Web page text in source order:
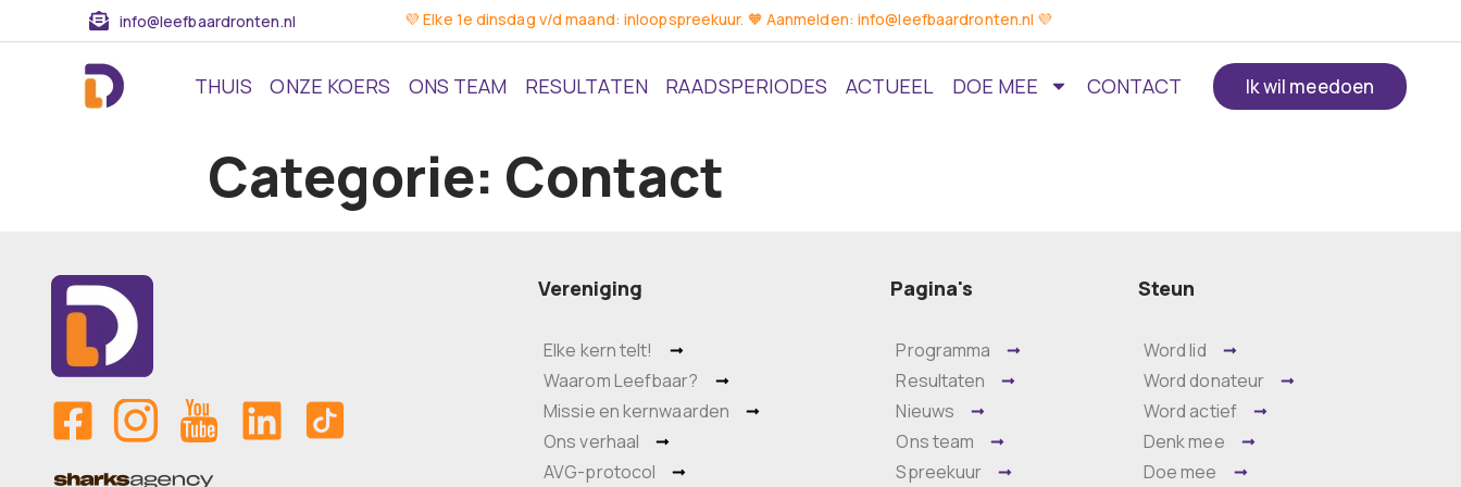
info@leefbaardronten.nl 💜 Elke 1e dinsdag v/d maand: inloopspreekuur. 🧡 Aanmelden: info@leefbaardronten.nl 💜
THUIS ONZE KOERS ONS TEAM RESULTATEN RAADSPERIODES ACTUEEL DOE MEE CONTACT Ik wil meedoen
Categorie: Contact
Vereniging
Elke kern telt!
Waarom Leefbaar?
Missie en kernwaarden
Ons verhaal
AVG-protocol
Pagina's
Programma
Resultaten
Nieuws
Ons team
Spreekuur
Steun
Word lid
Word donateur
Word actief
Denk mee
Doe mee